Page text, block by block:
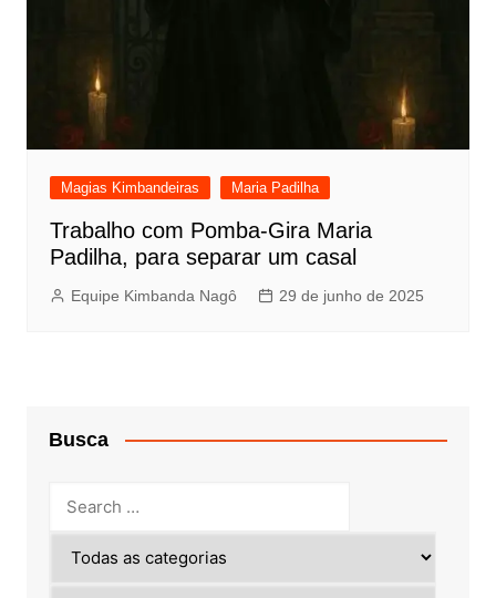
Magias Kimbandeiras Maria Padilha
Trabalho com Pomba-Gira Maria
Padilha, para separar um casal
Equipe Kimbanda Nagô 29 de junho de 2025
Busca